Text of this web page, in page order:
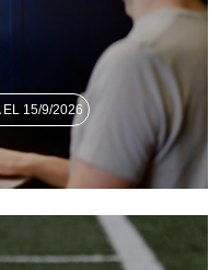
EL 15/9/2026